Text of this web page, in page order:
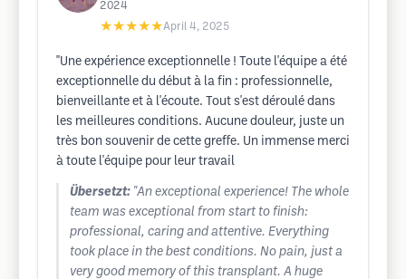
2024
★★★★★April 4, 2025
"Une expérience exceptionnelle ! Toute l'équipe a été
exceptionnelle du début à la fin : professionnelle,
bienveillante et à l'écoute. Tout s'est déroulé dans
les meilleures conditions. Aucune douleur, juste un
très bon souvenir de cette greffe. Un immense merci
à toute l'équipe pour leur travail
Übersetzt: "An exceptional experience! The whole
team was exceptional from start to finish:
professional, caring and attentive. Everything
took place in the best conditions. No pain, just a
very good memory of this transplant. A huge